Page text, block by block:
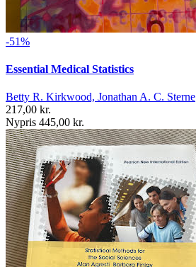
-51%
Essential Medical Statistics
Betty R. Kirkwood, Jonathan A. C. Sterne
217,00 kr.
Nypris 445,00 kr.